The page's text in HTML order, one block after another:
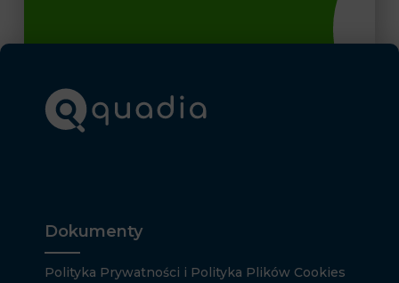
Dokumenty
Polityka Prywatności i Polityka Plików Cookies